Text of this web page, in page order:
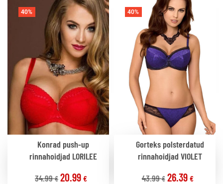
40%
Konrad push-up
rinnahoidjad LORILEE
34.99€ 20.99 €
40%
Gorteks polsterdatud
rinnahoidjad VIOLET
43.99€ 26.39 €